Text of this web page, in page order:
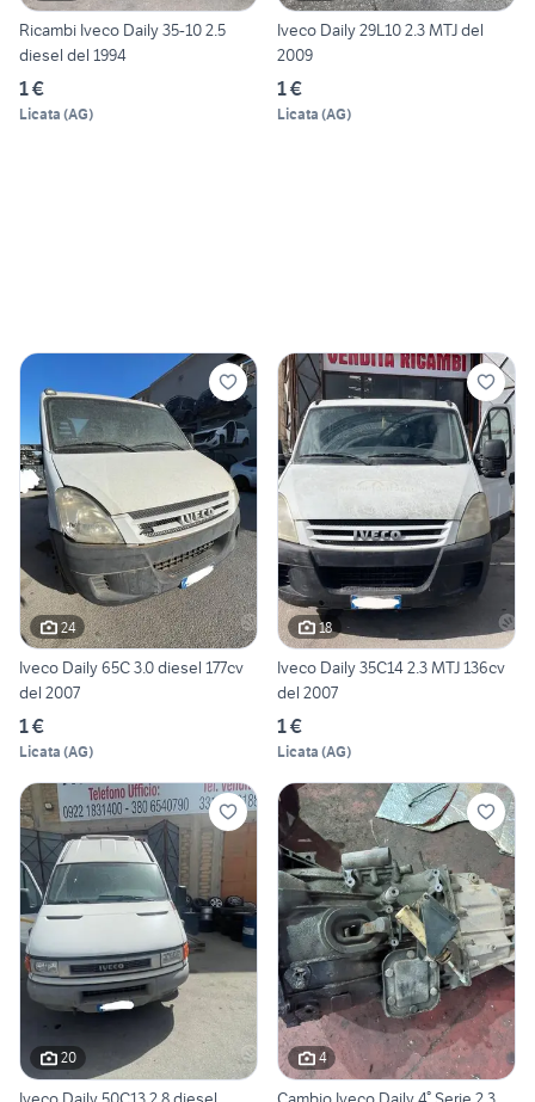
Ricambi Iveco Daily 35-10 2.5
diesel del 1994
1 €
Licata (AG)
Iveco Daily 29L10 2.3 MTJ del
2009
1 €
Licata (AG)
24
Iveco Daily 65C 3.0 diesel 177cv
del 2007
1 €
Licata (AG)
18
Iveco Daily 35C14 2.3 MTJ 136cv
del 2007
1 €
Licata (AG)
20 4